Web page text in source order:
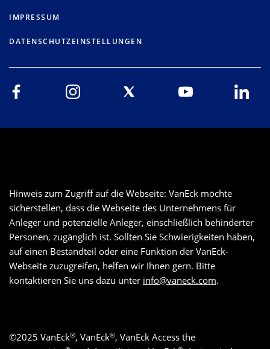
IMPRESSUM
DATENSCHUTZEINSTELLUNGEN
Hinweis zum Zugriff auf die Webseite: VanEck möchte
sicherstellen, dass die Webseite des Unternehmens für
Anleger und potenzielle Anleger, einschließlich behinderter
Personen, zugänglich ist. Sollten Sie Schwierigkeiten haben,
auf einen Bestandteil oder eine Funktion der VanEck-
Webseite zuzugreifen, helfen wir Ihnen gern. Bitte
kontaktieren Sie uns dazu unter info@vaneck.com.
©2025 VanEck®, VanEck®, VanEck Access the